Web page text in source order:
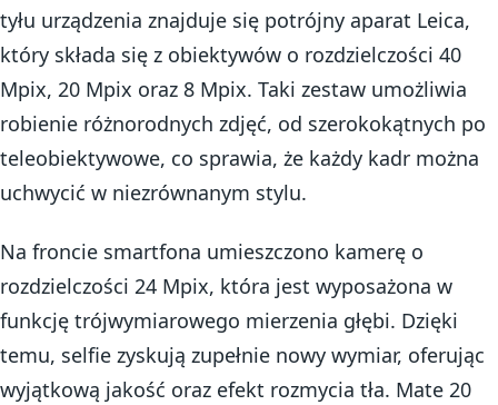
tyłu urządzenia znajduje się potrójny aparat Leica,
który składa się z obiektywów o rozdzielczości 40
Mpix, 20 Mpix oraz 8 Mpix. Taki zestaw umożliwia
robienie różnorodnych zdjęć, od szerokokątnych po
teleobiektywowe, co sprawia, że każdy kadr można
uchwycić w niezrównanym stylu.
Na froncie smartfona umieszczono kamerę o
rozdzielczości 24 Mpix, która jest wyposażona w
funkcję trójwymiarowego mierzenia głębi. Dzięki
temu, selfie zyskują zupełnie nowy wymiar, oferując
wyjątkową jakość oraz efekt rozmycia tła. Mate 20